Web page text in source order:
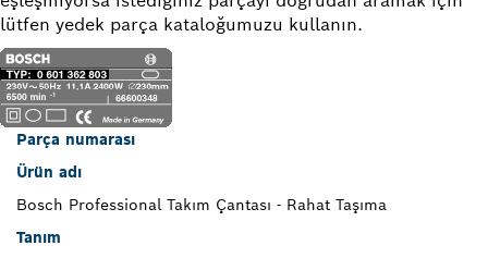
lütfen yedek parça kataloğumuzu kullanın.
Parça numarası
Ürün adı
Bosch Professional Takım Çantası - Rahat Taşıma
Tanım